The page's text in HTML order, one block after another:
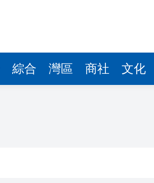
綜合 灣區 商社 文化